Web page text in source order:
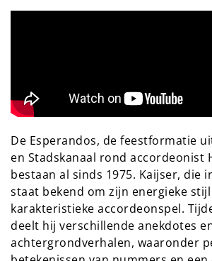
De Esperandos, de feestformatie
en Stadskanaal rond accordeonist
bestaan al sinds 1975. Kaijser, die
staat bekend om zijn energieke stijl
karakteristieke accordeonspel.
deelt hij verschillende anekdotes
achtergrondverhalen, waaronder